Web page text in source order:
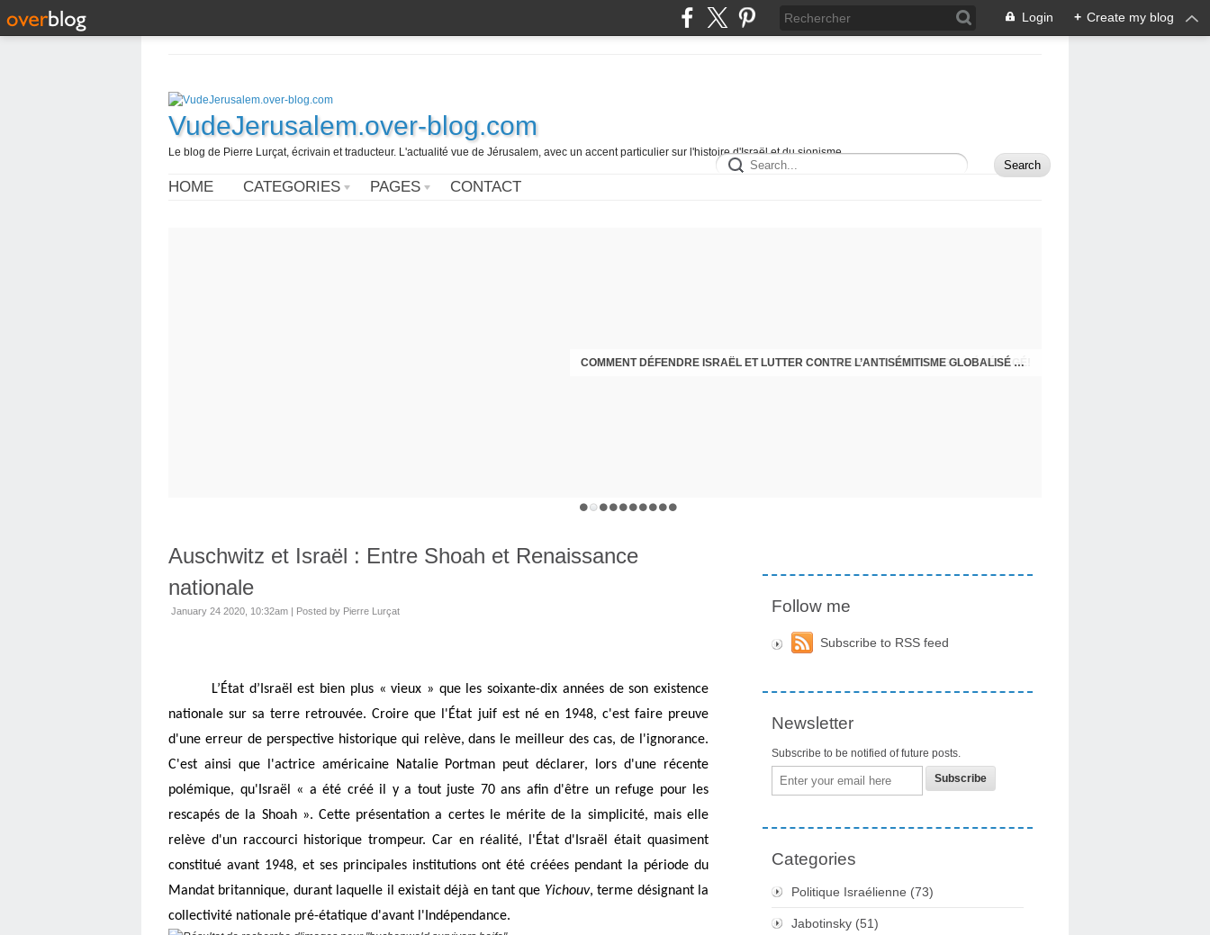
Login + Create my blog
VudeJerusalem.over-blog.com
Le blog de Pierre Lurçat, écrivain et traducteur. L'actualité vue de Jérusalem, avec un accent particulier sur l'histoire d'Israël et du sionisme.
HOME CATEGORIES PAGES CONTACT
COMMENT DÉFENDRE ISRAËL ET LUTTER CONTRE L’ANTISÉMITISME GLOBALISÉ À L’ÈRE DES RÉSEAUX SOCIAUX?
RAPPEL - MON BLOG A DÉMÉNAGÉ!
Auschwitz et Israël : Entre Shoah et Renaissance
nationale
January 24 2020, 10:32am | Posted by Pierre Lurçat
L’État d’Israël est bien plus « vieux » que les soixante-dix années de son existence
nationale sur sa terre retrouvée. Croire que l'État juif est né en 1948, c'est faire preuve
d'une erreur de perspective historique qui relève, dans le meilleur des cas, de l'ignorance.
C'est ainsi que l'actrice américaine Natalie Portman peut déclarer, lors d'une récente
polémique, qu'Israël « a été créé il y a tout juste 70 ans afin d'être un refuge pour les
rescapés de la Shoah ». Cette présentation a certes le mérite de la simplicité, mais elle
relève d'un raccourci historique trompeur. Car en réalité, l'État d'Israël était quasiment
constitué avant 1948, et ses principales institutions ont été créées pendant la période du
Mandat britannique, durant laquelle il existait déjà en tant que Yichouv, terme désignant la
collectivité nationale pré-étatique d'avant l'Indépendance.
Follow me
Subscribe to RSS feed
Newsletter
Subscribe to be notified of future posts.
Email
Categories
Politique Israélienne (73)
Jabotinsky (51)